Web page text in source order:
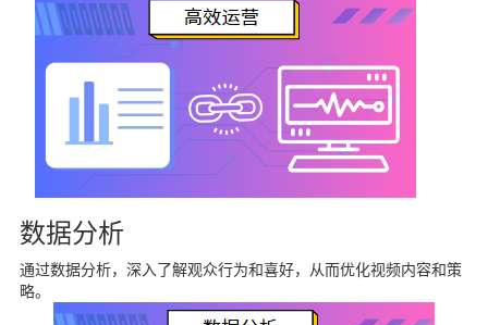
数据分析
通过数据分析，深入了解观众行为和喜好，从而优化视频内容和策
略。